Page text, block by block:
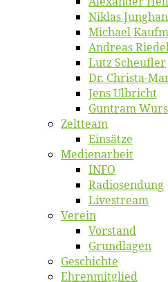
Ni­klas
Mi­cha­el
An­dre­as
Lutz Scheuf­ler
Dr. Chris­­ta-
Jens Ulb­richt
Gun­tram
Zelt­team
Ein­sät­ze
Me­di­en­ar­beit
INFO
Ra­dio­sen­dung
Live­stream
Ver­ein
Vor­stand
Grund­la­gen
Ge­schich­te
Eh­ren­mit­glied